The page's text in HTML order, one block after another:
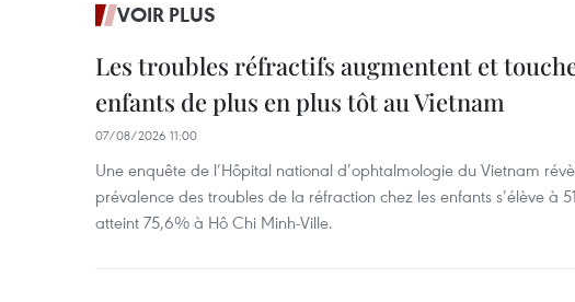
VOIR PLUS
Les troubles réfractifs augmentent et
enfants de plus en plus tôt au Vietnam
07/08/2026 11:00
Une enquête de l’Hôpital national d’ophtalmologie du Vietnam
prévalence des troubles de la réfraction chez les enfants s’élève à
atteint 75,6% à Hô Chi Minh-Ville.